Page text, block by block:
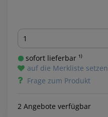
Menge
sofort lieferbar ¹⁾
auf die Merkliste setzen
Frage zum Produkt
2 Angebote verfügbar